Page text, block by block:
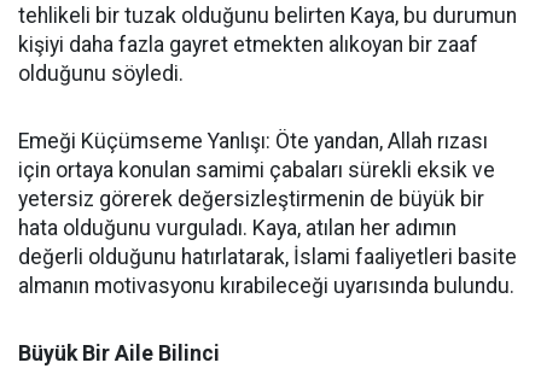
tehlikeli bir tuzak olduğunu belirten Kaya, bu durumun
kişiyi daha fazla gayret etmekten alıkoyan bir zaaf
olduğunu söyledi.
Emeği Küçümseme Yanlışı: Öte yandan, Allah rızası
için ortaya konulan samimi çabaları sürekli eksik ve
yetersiz görerek değersizleştirmenin de büyük bir
hata olduğunu vurguladı. Kaya, atılan her adımın
değerli olduğunu hatırlatarak, İslami faaliyetleri basite
almanın motivasyonu kırabileceği uyarısında bulundu.
Büyük Bir Aile Bilinci